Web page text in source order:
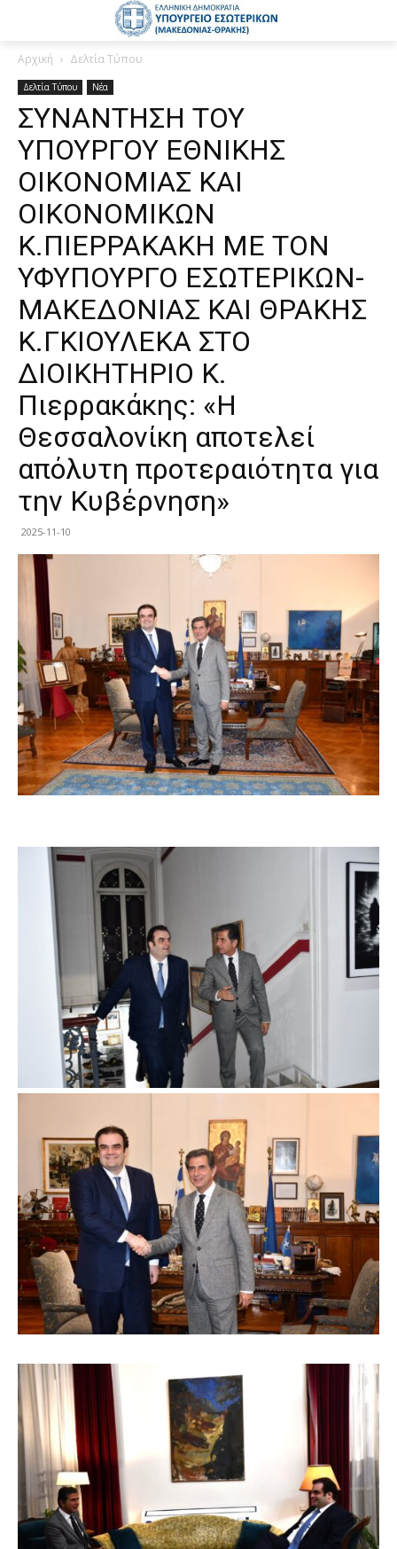
Αρχική Δελτία Τύπου
Δελτία Τύπου Νέα
ΣΥΝΑΝΤΗΣΗ ΤΟΥ
ΥΠΟΥΡΓΟΥ ΕΘΝΙΚΗΣ
ΟΙΚΟΝΟΜΙΑΣ ΚΑΙ
ΟΙΚΟΝΟΜΙΚΩΝ
Κ.ΠΙΕΡΡΑΚΑΚΗ ΜΕ ΤΟΝ
ΥΦΥΠΟΥΡΓΟ ΕΣΩΤΕΡΙΚΩΝ-
ΜΑΚΕΔΟΝΙΑΣ ΚΑΙ ΘΡΑΚΗΣ
Κ.ΓΚΙΟΥΛΕΚΑ ΣΤΟ
ΔΙΟΙΚΗΤΗΡΙΟ Κ.
Πιερρακάκης: «Η
Θεσσαλονίκη αποτελεί
απόλυτη προτεραιότητα για
την Κυβέρνηση»
2025-11-10